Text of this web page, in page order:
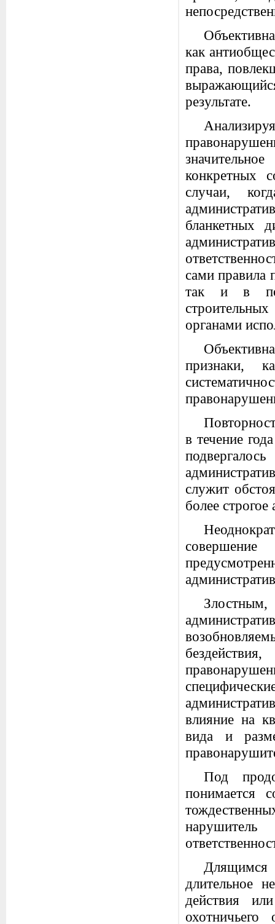
как
права,
результате.
конкретных
случаи,
бланкетных
сами правила
так и в
органами
признаки,
в течение
служит
более
влияние на
вида и
Под
понимается
длительное
действия
охотничьего